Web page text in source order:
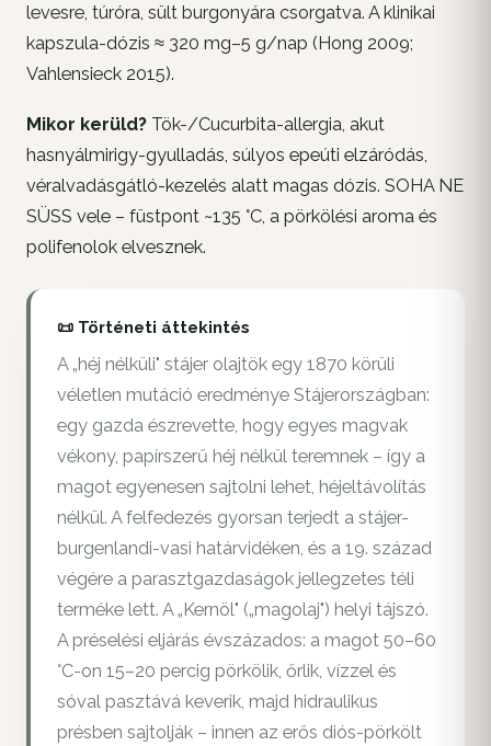
levesre, túróra, sült burgonyára csorgatva. A klinikai
kapszula-dózis ≈ 320 mg–5 g/nap (Hong 2009;
Vahlensieck 2015).
Mikor kerüld? Tök-/Cucurbita-allergia, akut
hasnyálmirigy-gyulladás, súlyos epeúti elzáródás,
véralvadásgátló-kezelés alatt magas dózis. SOHA NE
SÜSS vele – füstpont ~135 °C, a pörkölési aroma és
polifenolok elvesznek.
📜 Történeti áttekintés
A „héj nélküli" stájer olajtök egy 1870 körüli
véletlen mutáció eredménye Stájerországban:
egy gazda észrevette, hogy egyes magvak
vékony, papírszerű héj nélkül teremnek – így a
magot egyenesen sajtolni lehet, héjeltávolítás
nélkül. A felfedezés gyorsan terjedt a stájer-
burgenlandi-vasi határvidéken, és a 19. század
végére a parasztgazdaságok jellegzetes téli
terméke lett. A „Kernöl" („magolaj") helyi tájszó.
A préselési eljárás évszázados: a magot 50–60
°C-on 15–20 percig pörkölik, őrlik, vízzel és
sóval pasztává keverik, majd hidraulikus
présben sajtolják – innen az erős diós-pörkölt